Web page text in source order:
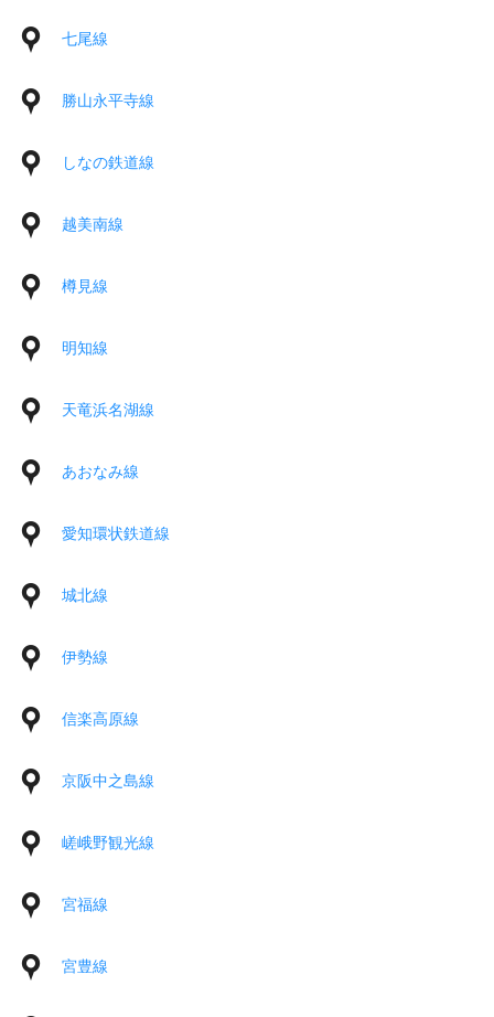
七尾線
勝山永平寺線
しなの鉄道線
越美南線
樽見線
明知線
天竜浜名湖線
あおなみ線
愛知環状鉄道線
城北線
伊勢線
信楽高原線
京阪中之島線
嵯峨野観光線
宮福線
宮豊線